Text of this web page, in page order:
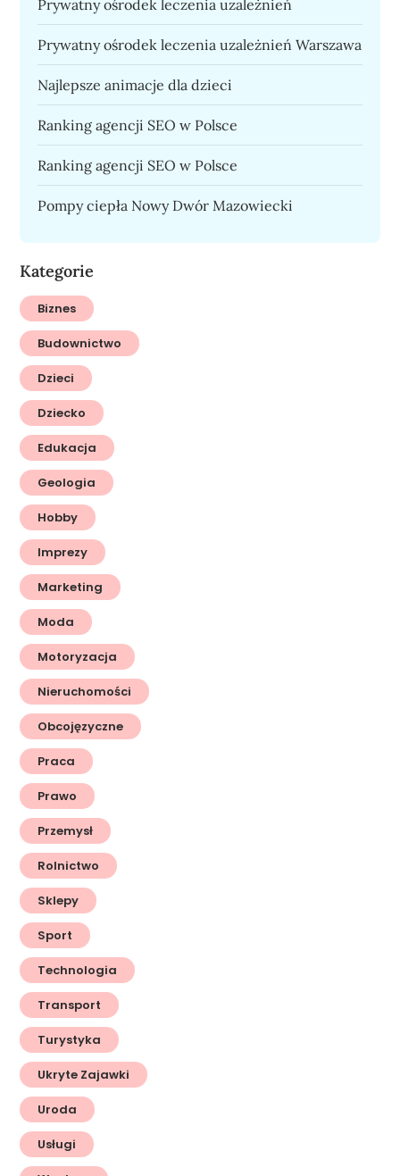
Prywatny ośrodek leczenia uzależnień
Prywatny ośrodek leczenia uzależnień Warszawa
Najlepsze animacje dla dzieci
Ranking agencji SEO w Polsce
Ranking agencji SEO w Polsce
Pompy ciepła Nowy Dwór Mazowiecki
Kategorie
Biznes
Budownictwo
Dzieci
Dziecko
Edukacja
Geologia
Hobby
Imprezy
Marketing
Moda
Motoryzacja
Nieruchomości
Obcojęzyczne
Praca
Prawo
Przemysł
Rolnictwo
Sklepy
Sport
Technologia
Transport
Turystyka
Ukryte Zajawki
Uroda
Usługi